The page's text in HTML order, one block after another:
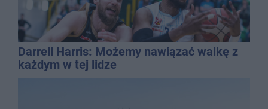
Darrell Harris: Możemy nawiązać walkę z
każdym w tej lidze